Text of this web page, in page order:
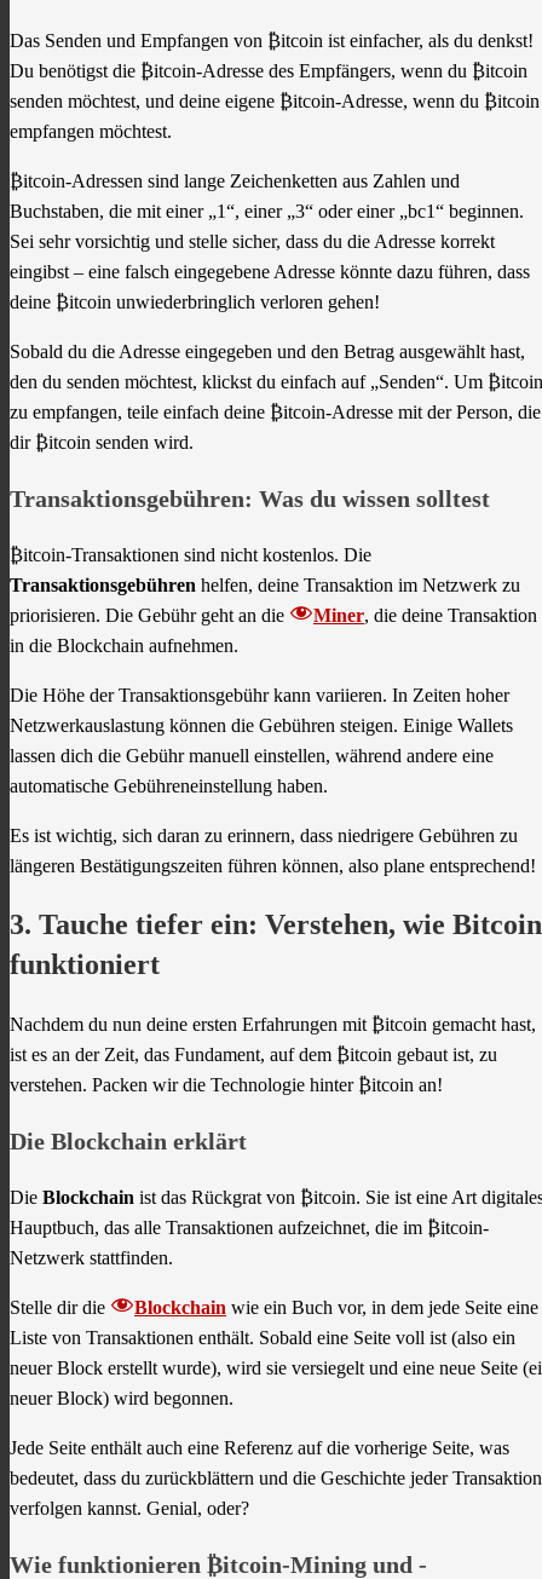
Das Senden und Empfangen von ₿itcoin ist einfacher, als du denkst!
Du benötigst die ₿itcoin-Adresse des Empfängers, wenn du ₿itcoin
senden möchtest, und deine eigene ₿itcoin-Adresse, wenn du ₿itcoin
empfangen möchtest.
₿itcoin-Adressen sind lange Zeichenketten aus Zahlen und
Buchstaben, die mit einer „1“, einer „3“ oder einer „bc1“ beginnen.
Sei sehr vorsichtig und stelle sicher, dass du die Adresse korrekt
eingibst – eine falsch eingegebene Adresse könnte dazu führen, dass
deine ₿itcoin unwiederbringlich verloren gehen!
Sobald du die Adresse eingegeben und den Betrag ausgewählt hast,
den du senden möchtest, klickst du einfach auf „Senden“. Um ₿itcoin
zu empfangen, teile einfach deine ₿itcoin-Adresse mit der Person, die
dir ₿itcoin senden wird.
Transaktionsgebühren: Was du wissen solltest
₿itcoin-Transaktionen sind nicht kostenlos. Die
Transaktionsgebühren helfen, deine Transaktion im Netzwerk zu
priorisieren. Die Gebühr geht an die
Miner, die deine Transaktion
in die Blockchain aufnehmen.
Die Höhe der Transaktionsgebühr kann variieren. In Zeiten hoher
Netzwerkauslastung können die Gebühren steigen. Einige Wallets
lassen dich die Gebühr manuell einstellen, während andere eine
automatische Gebühreneinstellung haben.
Es ist wichtig, sich daran zu erinnern, dass niedrigere Gebühren zu
längeren Bestätigungszeiten führen können, also plane entsprechend!
3. Tauche tiefer ein: Verstehen, wie Bitcoin
funktioniert
Nachdem du nun deine ersten Erfahrungen mit ₿itcoin gemacht hast,
ist es an der Zeit, das Fundament, auf dem ₿itcoin gebaut ist, zu
verstehen. Packen wir die Technologie hinter ₿itcoin an!
Die Blockchain erklärt
Die Blockchain ist das Rückgrat von ₿itcoin. Sie ist eine Art
Hauptbuch, das alle Transaktionen aufzeichnet, die im ₿itcoin-
Netzwerk stattfinden.
Stelle dir die Blockchain wie ein Buch vor, in dem jede Seite eine
Liste von Transaktionen enthält. Sobald eine Seite voll ist (also ein
neuer Block erstellt wurde), wird sie versiegelt und eine neue Seite
neuer Block) wird begonnen.
Jede Seite enthält auch eine Referenz auf die vorherige Seite, was
bedeutet, dass du zurückblättern und die Geschichte jeder Transaktion
verfolgen kannst. Genial, oder?
Wie funktionieren ₿itcoin-Mining und -